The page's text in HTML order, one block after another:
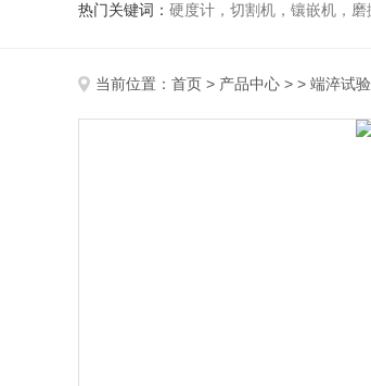
热门关键词： 硬度计，切割机，镶嵌机，
当前位置： 首页 > 产品中心 > > 端淬试